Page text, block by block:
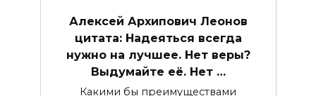
Алексей Архипович Леонов
цитата: Надеяться всегда
нужно на лучшее. Нет веры?
Выдумайте её. Нет …
Какими бы преимуществами